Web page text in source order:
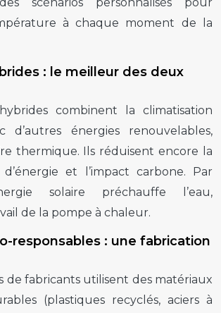
à chaque moment de la
: le meilleur des deux
combinent la climatisation
d’autres énergies renouvelables,
thermique. Ils réduisent encore la
d’énergie et l’impact carbone. Par
solaire préchauffe l’eau,
de la pompe à chaleur.
responsables : une fabrication
de fabricants utilisent des matériaux
(plastiques recyclés, aciers à